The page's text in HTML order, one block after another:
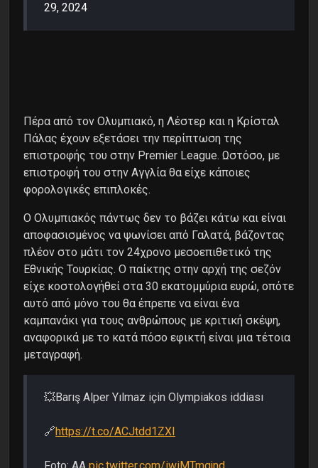
29, 2024
Πέρα από τον Ολυμπιακό, η Λέστερ και η Κρίσταλ
Πάλας έχουν εξετάσει την περίπτωση της
επιστροφής του στην Premier League. Ωστόσο, με
επιστροφή του στην Αγγλία θα είχε κάποιες
φορολογικές επιπλοκές.
Ο Ολυμπιακός πάντως δεν το βάζει κάτω και είναι
αποφασισμένος να ψωνίσει από Γαλατά, βάζοντας
πλέον στο μάτι τον 24χρονο μεσοεπιθετικό της
Εθνικής Τουρκίας. Ο παίκτης στην αρχή της σεζόν
είχε κοστολογήθεί στα 30 εκατομμύρια ευρώ, οπότε
αυτό από μόνο του θα έπρεπε να είναι ένα
καμπανάκι για τους ανθρώπους με κριτική σκέψη,
αναφορικά με το κατά πόσο εφικτή είναι μια τέτοια
μεταγραφή.
💥Barış Alper Yılmaz için Olympiakos iddiası
🔗https://t.co/ACJtdd1ZXI